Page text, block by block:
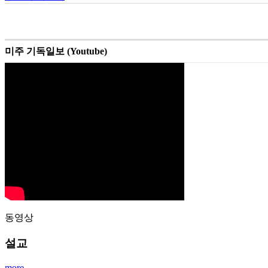
미주 기독일보 (Youtube)
동영상
설교